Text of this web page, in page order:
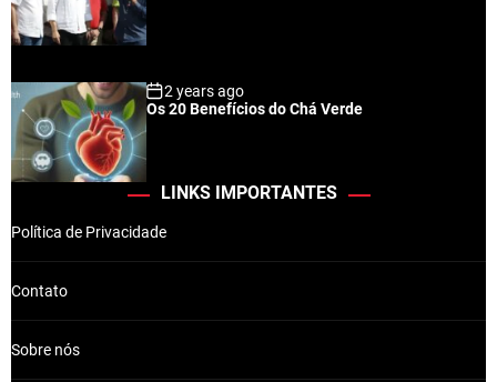
2 years ago
Os 20 Benefícios do Chá Verde
LINKS IMPORTANTES
Política de Privacidade
Contato
Sobre nós